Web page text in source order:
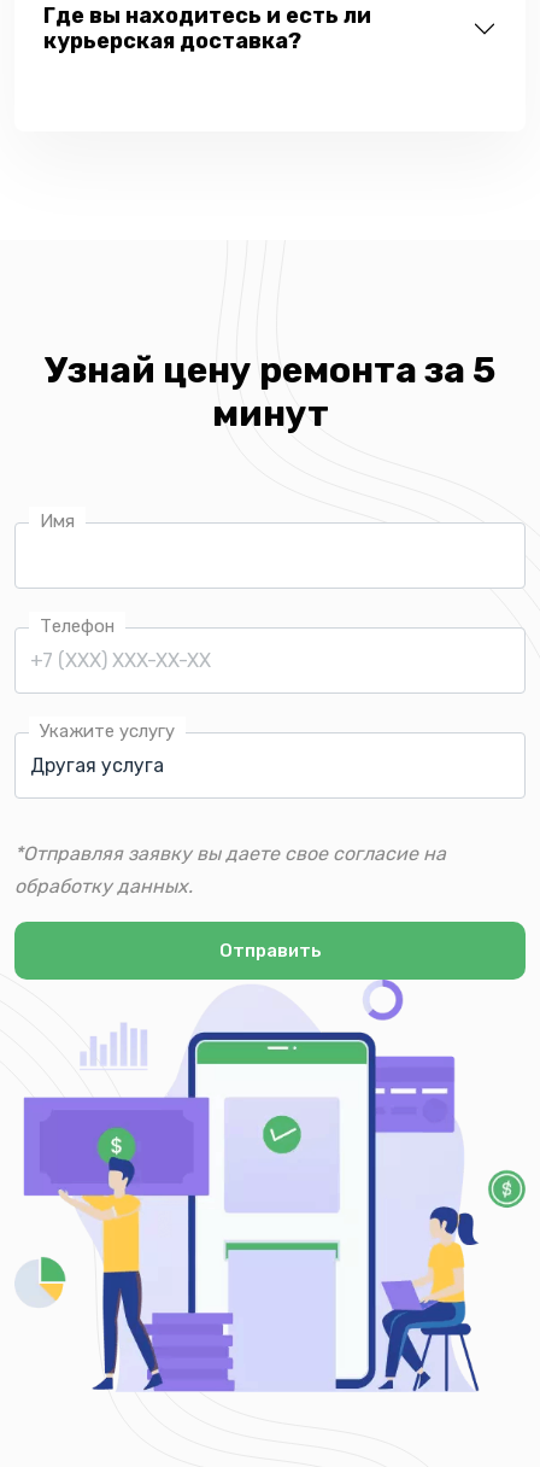
Где вы находитесь и есть ли
курьерская доставка?
Узнай цену ремонта за 5
минут
Имя
Телефон
Укажите услугу
*Отправляя заявку вы даете свое согласие на
обработку данных.
Отправить